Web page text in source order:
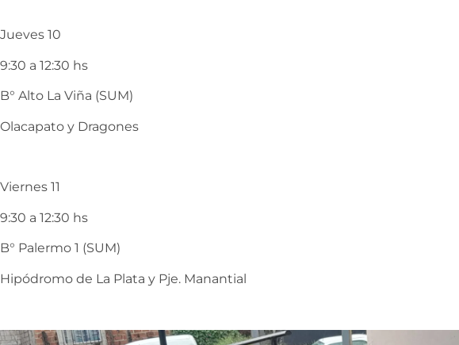
Jueves 10
9:30 a 12:30 hs
B° Alto La Viña (SUM)
Olacapato y Dragones
Viernes 11
9:30 a 12:30 hs
B° Palermo 1 (SUM)
Hipódromo de La Plata y Pje. Manantial